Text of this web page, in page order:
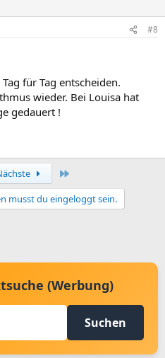
#8
für Tag entscheiden.
wieder. Bei Louisa hat
gedauert !
musst du eingeloggt sein.
(Werbung)
Suchen